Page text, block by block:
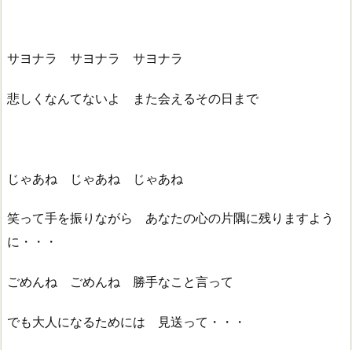
サヨナラ サヨナラ サヨナラ
悲しくなんてないよ また会えるその日まで
じゃあね じゃあね じゃあね
笑って手を振りながら あなたの心の片隅に残りますよう
に・・・
ごめんね ごめんね 勝手なこと言って
でも大人になるためには 見送って・・・